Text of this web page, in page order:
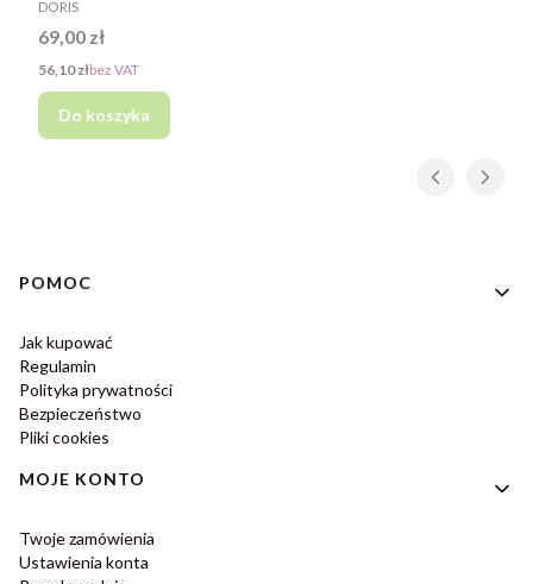
DORIS
Cena
69,00 zł
Cena
56,10 złbez VAT
Do koszyka
Linki w stopce
POMOC
Jak kupować
Regulamin
Polityka prywatności
Bezpieczeństwo
Pliki cookies
MOJE KONTO
Twoje zamówienia
Ustawienia konta